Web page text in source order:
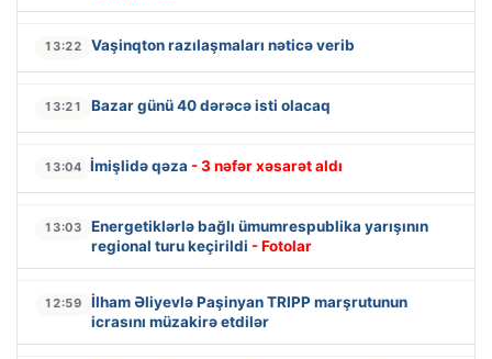
13:22 Vaşinqton razılaşmaları nəticə verib
13:21 Bazar günü 40 dərəcə isti olacaq
13:04 İmişlidə qəza - 3 nəfər xəsarət aldı
13:03
Energetiklərlə bağlı ümumrespublika yarışının
regional turu keçirildi - Fotolar
12:59
İlham Əliyevlə Paşinyan TRIPP marşrutunun
icrasını müzakirə etdilər